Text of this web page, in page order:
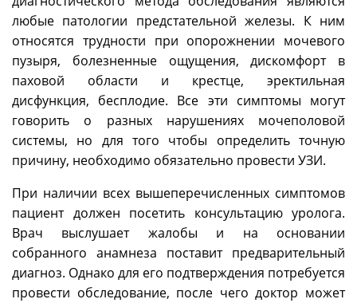
любые патологии предстательной железы. К ним
относятся трудности при опорожнении мочевого
пузыря, болезненные ощущения, дискомфорт в
паховой области и крестце, эректильная
дисфункция, бесплодие. Все эти симптомы могут
говорить о разных нарушениях мочеполовой
системы, но для того чтобы определить точную
причину, необходимо обязательно провести УЗИ.
При наличии всех вышеперечисленных симптомов
пациент должен посетить консультацию уролога.
Врач выслушает жалобы и на основании
собранного анамнеза поставит предварительный
диагноз. Однако для его подтверждения потребуется
провести обследование, после чего доктор может